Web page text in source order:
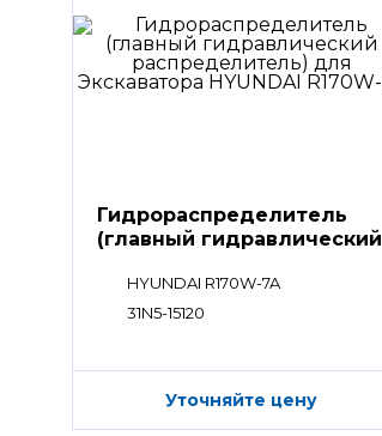
Гидрораспределитель
(главный гидравлический
HYUNDAI R170W-7A
31N5-15120
Уточняйте цену